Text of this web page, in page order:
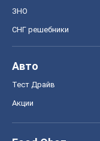
ЗНО
СНГ решебники
Авто
Тест Драйв
Акции